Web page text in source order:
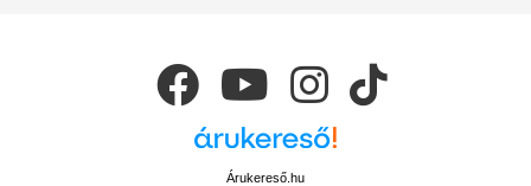
hagyományos kivitelűek, pultba illeszthetők, vagy munkalap alá
építhetők, a medence méretek azonban eltérőek lehetnek, így mindenki
megtalálhatja a számára és a konyha méretének megfelelőt. Egyes
típusoknál a csaptelep helye nem fix kialakítású, így variálható annak
Árukereső.hu